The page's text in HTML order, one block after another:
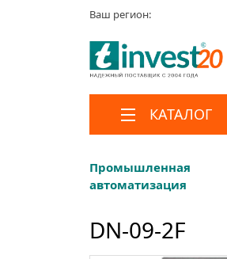
Ваш регион:
КАТАЛОГ
Промышленная
автоматизация
DN-09-2F